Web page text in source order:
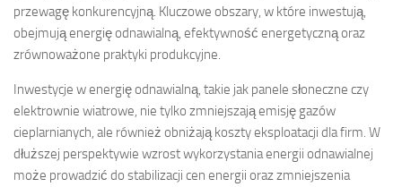
przewagę konkurencyjną. Kluczowe obszary, w które inwestują,
obejmują energię odnawialną, efektywność energetyczną oraz
zrównoważone praktyki produkcyjne.
Inwestycje w energię odnawialną, takie jak panele słoneczne czy
elektrownie wiatrowe, nie tylko zmniejszają emisję gazów
cieplarnianych, ale również obniżają koszty eksploatacji dla firm. W
dłuższej perspektywie wzrost wykorzystania energii odnawialnej
może prowadzić do stabilizacji cen energii oraz zmniejszenia